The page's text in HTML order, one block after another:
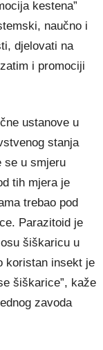
kestena”
naučno i
djelovati na
i promociji
ustanove u
stanja
se u smjeru
tih mjera je
trebao pod
Parazitoid je
šiškaricu u
koristan insekt je
šiškarice”, kaže
zavoda